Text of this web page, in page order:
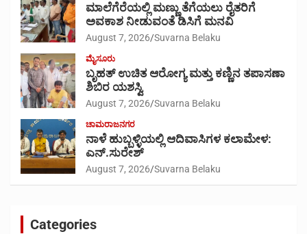
ಮಾಲೆಗೆರೆಯಲ್ಲಿ ಮಣ್ಣು ತೆಗೆಯಲು ರೈತರಿಗೆ
ಅವಕಾಶ ನೀಡುವಂತೆ ಡಿಸಿಗೆ ಮನವಿ
August 7, 2026 Suvarna Belaku
ಮೈಸೂರು
ಬೃಹತ್ ಉಚಿತ ಆರೋಗ್ಯ ಮತ್ತು ಕಣ್ಣಿನ ತಪಾಸಣಾ
ಶಿಬಿರ ಯಶಸ್ವಿ
August 7, 2026 Suvarna Belaku
ಚಾಮರಾಜನಗರ
ನಾಳೆ ಹುಬ್ಬಳ್ಳಿಯಲ್ಲಿ ಆದಿವಾಸಿಗಳ ಕಲಾಮೇಳ:
ಎನ್.ಸುರೇಶ್
August 7, 2026 Suvarna Belaku
Categories